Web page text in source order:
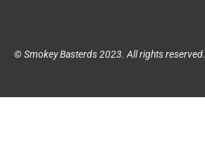
© Smokey Basterds 2023.All rights reserved.